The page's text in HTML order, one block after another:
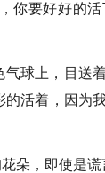
你要好好的
球上，目送
活着，因为
朵，即使是谎